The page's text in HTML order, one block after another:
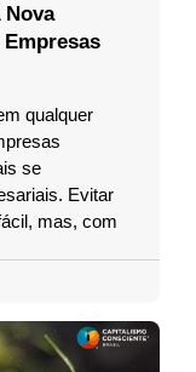
Nova
qualquer
se
Evitar
mas, com